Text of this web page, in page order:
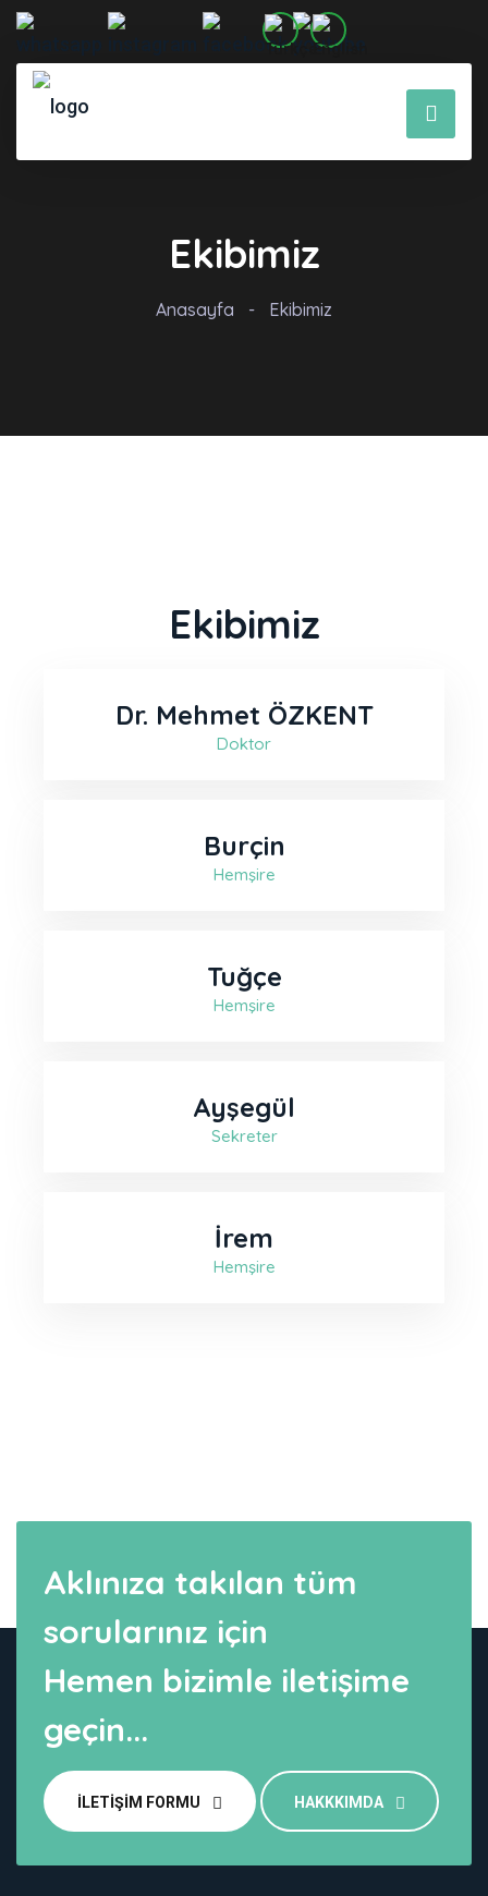
Ekibimiz
Anasayfa - Ekibimiz
Ekibimiz
Dr. Mehmet ÖZKENT
Doktor
Burçin
Hemşire
Tuğçe
Hemşire
Ayşegül
Sekreter
İrem
Hemşire
Aklınıza takılan tüm
sorularınız için
Hemen bizimle iletişime
geçin...
İLETIŞIM FORMU HAKKKIMDA